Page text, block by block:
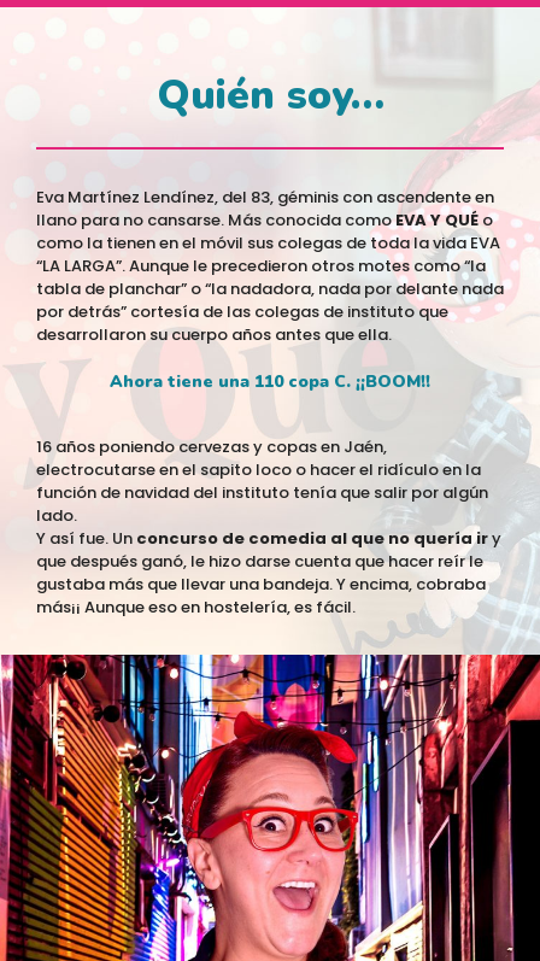
Quién soy…
Eva Martínez Lendínez, del 83, géminis con ascendente en
llano para no cansarse. Más conocida comoEVA Y QUÉ o
como la tienen en el móvil sus colegas de toda la vida EVA
“LA LARGA”. Aunque le precedieron otros motes como “la
tabla de planchar” o “la nadadora, nada por delante nada
por detrás” cortesía de las colegas de instituto que
desarrollaron su cuerpo años antes que ella.
Ahora tiene una 110 copa C. ¡¡BOOM!!
16 años poniendo cervezas y copas en Jaén,
electrocutarse en el sapito loco o hacer el ridículo en la
función de navidad del instituto tenía que salir por algún
lado.
Y así fue. Un concurso de comedia al que no quería iry
que después ganó, le hizo darse cuenta que hacer reír le
gustaba más que llevar una bandeja. Y encima, cobraba
más¡¡ Aunque eso en hostelería, es fácil.